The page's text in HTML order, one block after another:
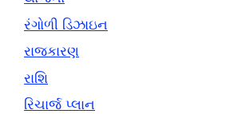
રંગોળી ડિઝાઇન
રાજકારણ
રાશિ
રિચાર્જ પ્લાન